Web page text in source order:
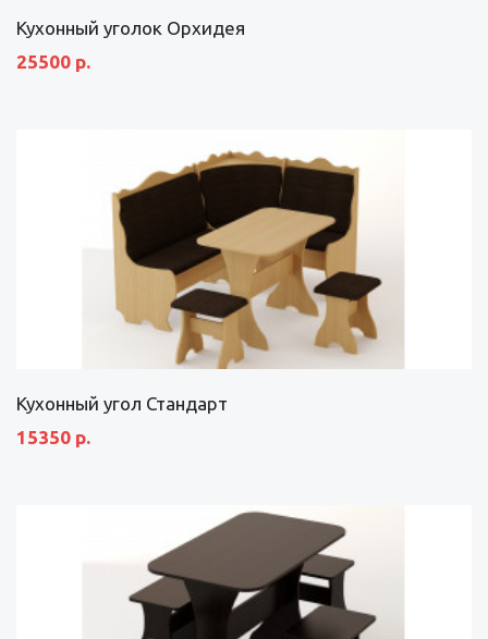
Кухонный уголок Орхидея
25500 р.
Кухонный угол Стандарт
15350 р.